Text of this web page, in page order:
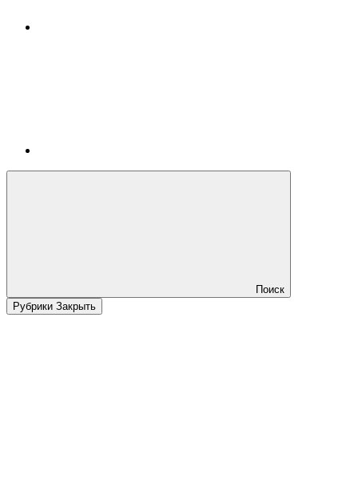
Поиск
Рубрики Закрыть